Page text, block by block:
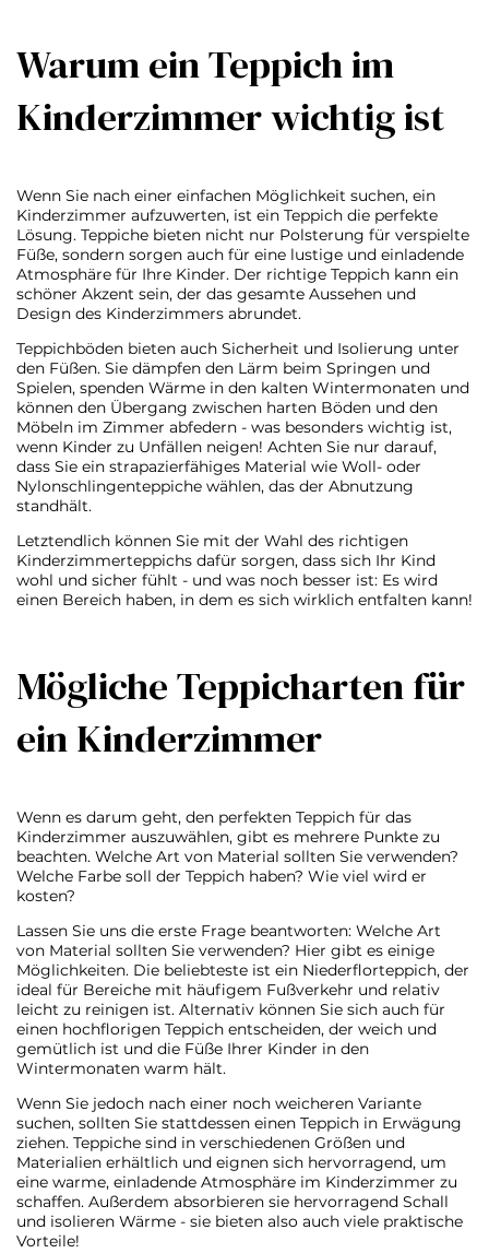
Warum ein Teppich im
Kinderzimmer wichtig ist
Wenn Sie nach einer einfachen Möglichkeit suchen, ein
Kinderzimmer aufzuwerten, ist ein Teppich die perfekte
Lösung. Teppiche bieten nicht nur Polsterung für verspielte
Füße, sondern sorgen auch für eine lustige und einladende
Atmosphäre für Ihre Kinder. Der richtige Teppich kann ein
schöner Akzent sein, der das gesamte Aussehen und
Design des Kinderzimmers abrundet.
Teppichböden bieten auch Sicherheit und Isolierung unter
den Füßen. Sie dämpfen den Lärm beim Springen und
Spielen, spenden Wärme in den kalten Wintermonaten und
können den Übergang zwischen harten Böden und den
Möbeln im Zimmer abfedern - was besonders wichtig ist,
wenn Kinder zu Unfällen neigen! Achten Sie nur darauf,
dass Sie ein strapazierfähiges Material wie Woll- oder
Nylonschlingenteppiche wählen, das der Abnutzung
standhält.
Letztendlich können Sie mit der Wahl des richtigen
Kinderzimmerteppichs dafür sorgen, dass sich Ihr Kind
wohl und sicher fühlt - und was noch besser ist: Es wird
einen Bereich haben, in dem es sich wirklich entfalten kann!
Mögliche Teppicharten für
ein Kinderzimmer
Wenn es darum geht, den perfekten Teppich für das
Kinderzimmer auszuwählen, gibt es mehrere Punkte zu
beachten. Welche Art von Material sollten Sie verwenden?
Welche Farbe soll der Teppich haben? Wie viel wird er
kosten?
Lassen Sie uns die erste Frage beantworten: Welche Art
von Material sollten Sie verwenden? Hier gibt es einige
Möglichkeiten. Die beliebteste ist ein Niederflorteppich, der
ideal für Bereiche mit häufigem Fußverkehr und relativ
leicht zu reinigen ist. Alternativ können Sie sich auch für
einen hochflorigen Teppich entscheiden, der weich und
gemütlich ist und die Füße Ihrer Kinder in den
Wintermonaten warm hält.
Wenn Sie jedoch nach einer noch weicheren Variante
suchen, sollten Sie stattdessen einen Teppich in Erwägung
ziehen. Teppiche sind in verschiedenen Größen und
Materialien erhältlich und eignen sich hervorragend, um
eine warme, einladende Atmosphäre im Kinderzimmer zu
schaffen. Außerdem absorbieren sie hervorragend Schall
und isolieren Wärme - sie bieten also auch viele praktische
Vorteile!